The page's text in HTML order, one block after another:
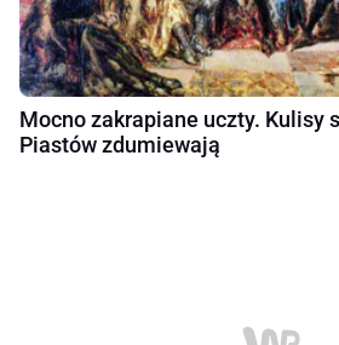
Mocno zakrapiane uczty. Kulisy
Piastów zdumiewają